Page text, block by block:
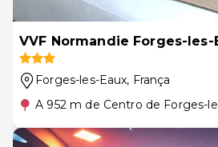
VVF Normandie Forges-les-
Forges-les-Eaux, França
A 952 m de Centro de Forges-